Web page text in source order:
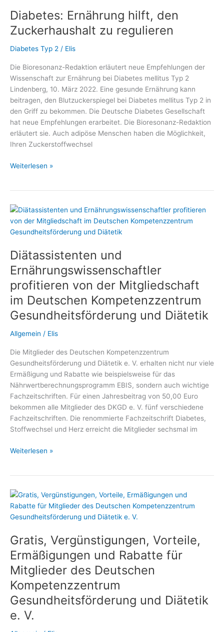
unter
7
PLUS“
gibt
auf
viele
Fragen
im
#DiabetesDialog
Diabetes: Ernährung hilft, den
Zuckerhaushalt zu regulieren
Diabetes Typ 2 / Elis
Die Bioresonanz-Redaktion erläutert neue Empfehlungen der
Wissenschaft zur Ernährung bei Diabetes mellitus Typ 2
Lindenberg, 10. März 2022. Eine gesunde Ernährung kann
beitragen, den Blutzuckerspiegel bei Diabetes mellitus Typ 2 in
den Griff zu bekommen. Die Deutsche Diabetes Gesellschaft
hat neue Empfehlungen erarbeitet. Die Bioresonanz-Redaktion
erläutert sie. Auch adipöse Menschen haben die Möglichkeit,
Ihren Zuckerstoffwechsel
Diabetes:
Zuckerhaushalt
zu
regulieren
Weiterlesen »
Diätassistenten und
Ernährungswissenschaftler
profitieren von der Mitgliedschaft
im Deutschen Kompetenzzentrum
Gesundheitsförderung und Diätetik
Allgemein / Elis
Die Mitglieder des Deutschen Kompetenzzentrum
Gesundheitsförderung und Diätetik e. V. erhalten nicht nur viele
Ermäßigung und Rabatte wie beispielsweise für das
Nährwertberechnungsprogramm EBIS, sondern auch wichtige
Fachzeitschriften. Für einen Jahresbeitrag von 50,00 Euro
bekommen alle Mitglieder des DKGD e. V. fünf verschiedene
Fachzeitschriften. Die renommierte Fachzeitschrift Diabetes,
Stoffwechsel und Herz erreicht die Mitglieder sechsmal im
Diätassistenten
von
der
Mitgliedschaft
Deutschen
Kompetenzzentrum
Gesundheitsförderung
und
Diätetik
Weiterlesen »
Gratis, Vergünstigungen, Vorteile,
Ermäßigungen und Rabatte für
Mitglieder des Deutschen
Kompetenzzentrum
Gesundheitsförderung und Diätetik
e. V.